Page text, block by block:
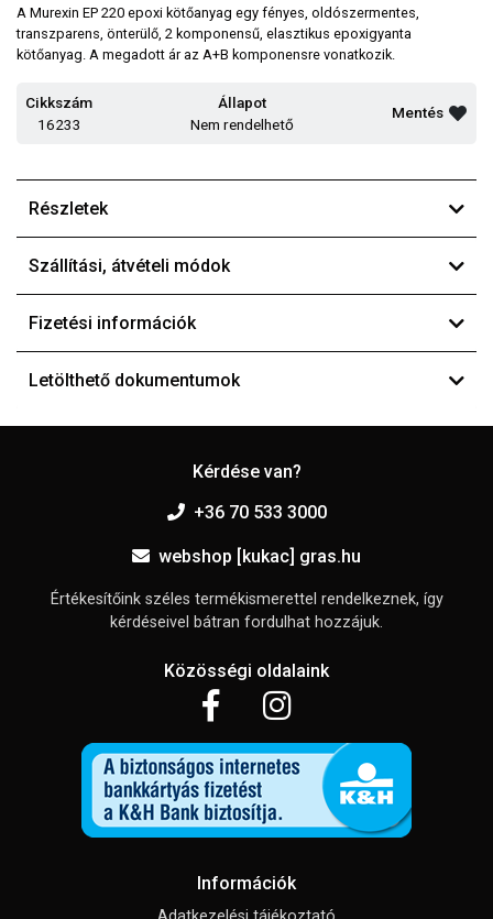
A Murexin EP 220 epoxi kötőanyag egy fényes, oldószermentes,
transzparens, önterülő, 2 komponensű, elasztikus epoxigyanta
kötőanyag. A megadott ár az A+B komponensre vonatkozik.
Cikkszám
16233
Állapot
Nem rendelhető
Mentés
Részletek
Szállítási, átvételi módok
Fizetési információk
Letölthető dokumentumok
Kérdése van?
+36 70 533 3000
webshop [kukac] gras.hu
Értékesítőink széles termékismerettel rendelkeznek, így
kérdéseivel bátran fordulhat hozzájuk.
Közösségi oldalaink
Információk